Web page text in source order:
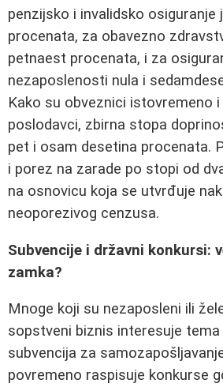
penzijsko i invalidsko osiguranje
procenata, za obavezno
petnaest procenata, i za
nezaposlenosti nula i
Kako su obveznici istovremeno
poslodavci, zbirna stopa
pet i osam desetina procenata.
i porez na zarade po stopi od
na osnovicu koja se utvrđuje
neoporezivog cenzusa.
Subvencije i državni konkursi:
zamka?
Mnoge koji su nezaposleni ili
sopstveni biznis interesuje tema
subvencija za
povremeno raspisuje konkurse